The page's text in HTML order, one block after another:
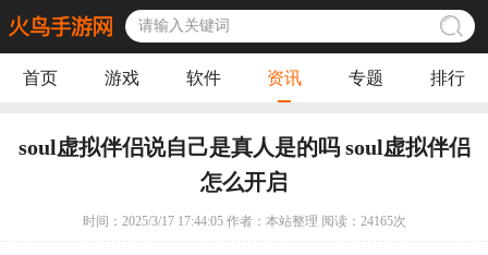
首页 游戏 软件 资讯 专题 排行
soul虚拟伴侣说自己是真人是的吗 soul虚拟伴侣
怎么开启
时间：2025/3/17 17:44:05 作者：本站整理 阅读： 24165次